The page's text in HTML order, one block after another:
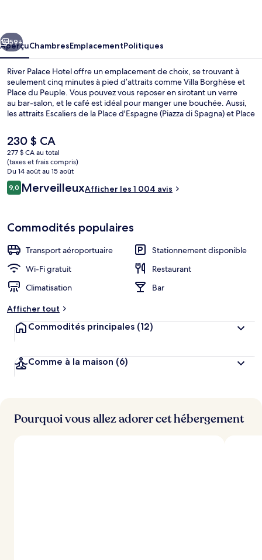
Suivant
59+
AperçuChambresEmplacementPolitiques
River Palace Hotel offre un emplacement de choix, se trouvant à
seulement cinq minutes à pied d’attraits comme Villa Borghèse et
Place du Peuple. Vous pouvez vous reposer en sirotant un verre
au bar-salon, et le café est idéal pour manger une bouchée. Aussi,
les attraits Escaliers de la Place d'Espagne (Piazza di Spagna) et Place
voyageurs adorent le personnel serviable et l’emplacement. Le
transport en commun se trouve à quelques minutes de marche :
Flaminio Tram Stop est à quelques pas et Station de métro Flaminio -
Piazza del Popolo se trouve à 3 minutes.
Le
prix
actuel
est
de 230 $ CA
230 $ CA
277 $ CA au total
(taxes et frais compris)
Du 14 août au 15 août
Avis
9,09,0 sur 10 –
MerveilleuxAfficher les 1 004 avis
Commodités populaires
Transport aéroportuaire
Stationnement disponible
Wi-Fi gratuit
Restaurant
Climatisation
Bar
Afficher tout
Commodités principales (12)
Comme à la maison (6)
Pourquoi vous allez adorer cet hébergement